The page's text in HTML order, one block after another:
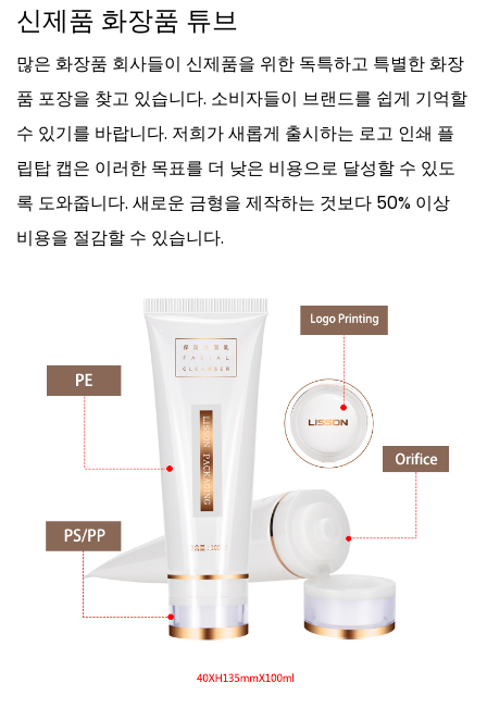
신제품 화장품 튜브
많은 화장품 회사들이 신제품을 위한 독특하고 특별한 화장
품 포장을 찾고 있습니다. 소비자들이 브랜드를 쉽게 기억할
수 있기를 바랍니다. 저희가 새롭게 출시하는 로고 인쇄 플
립탑 캡은 이러한 목표를 더 낮은 비용으로 달성할 수 있도
록 도와줍니다. 새로운 금형을 제작하는 것보다 50% 이상
비용을 절감할 수 있습니다.